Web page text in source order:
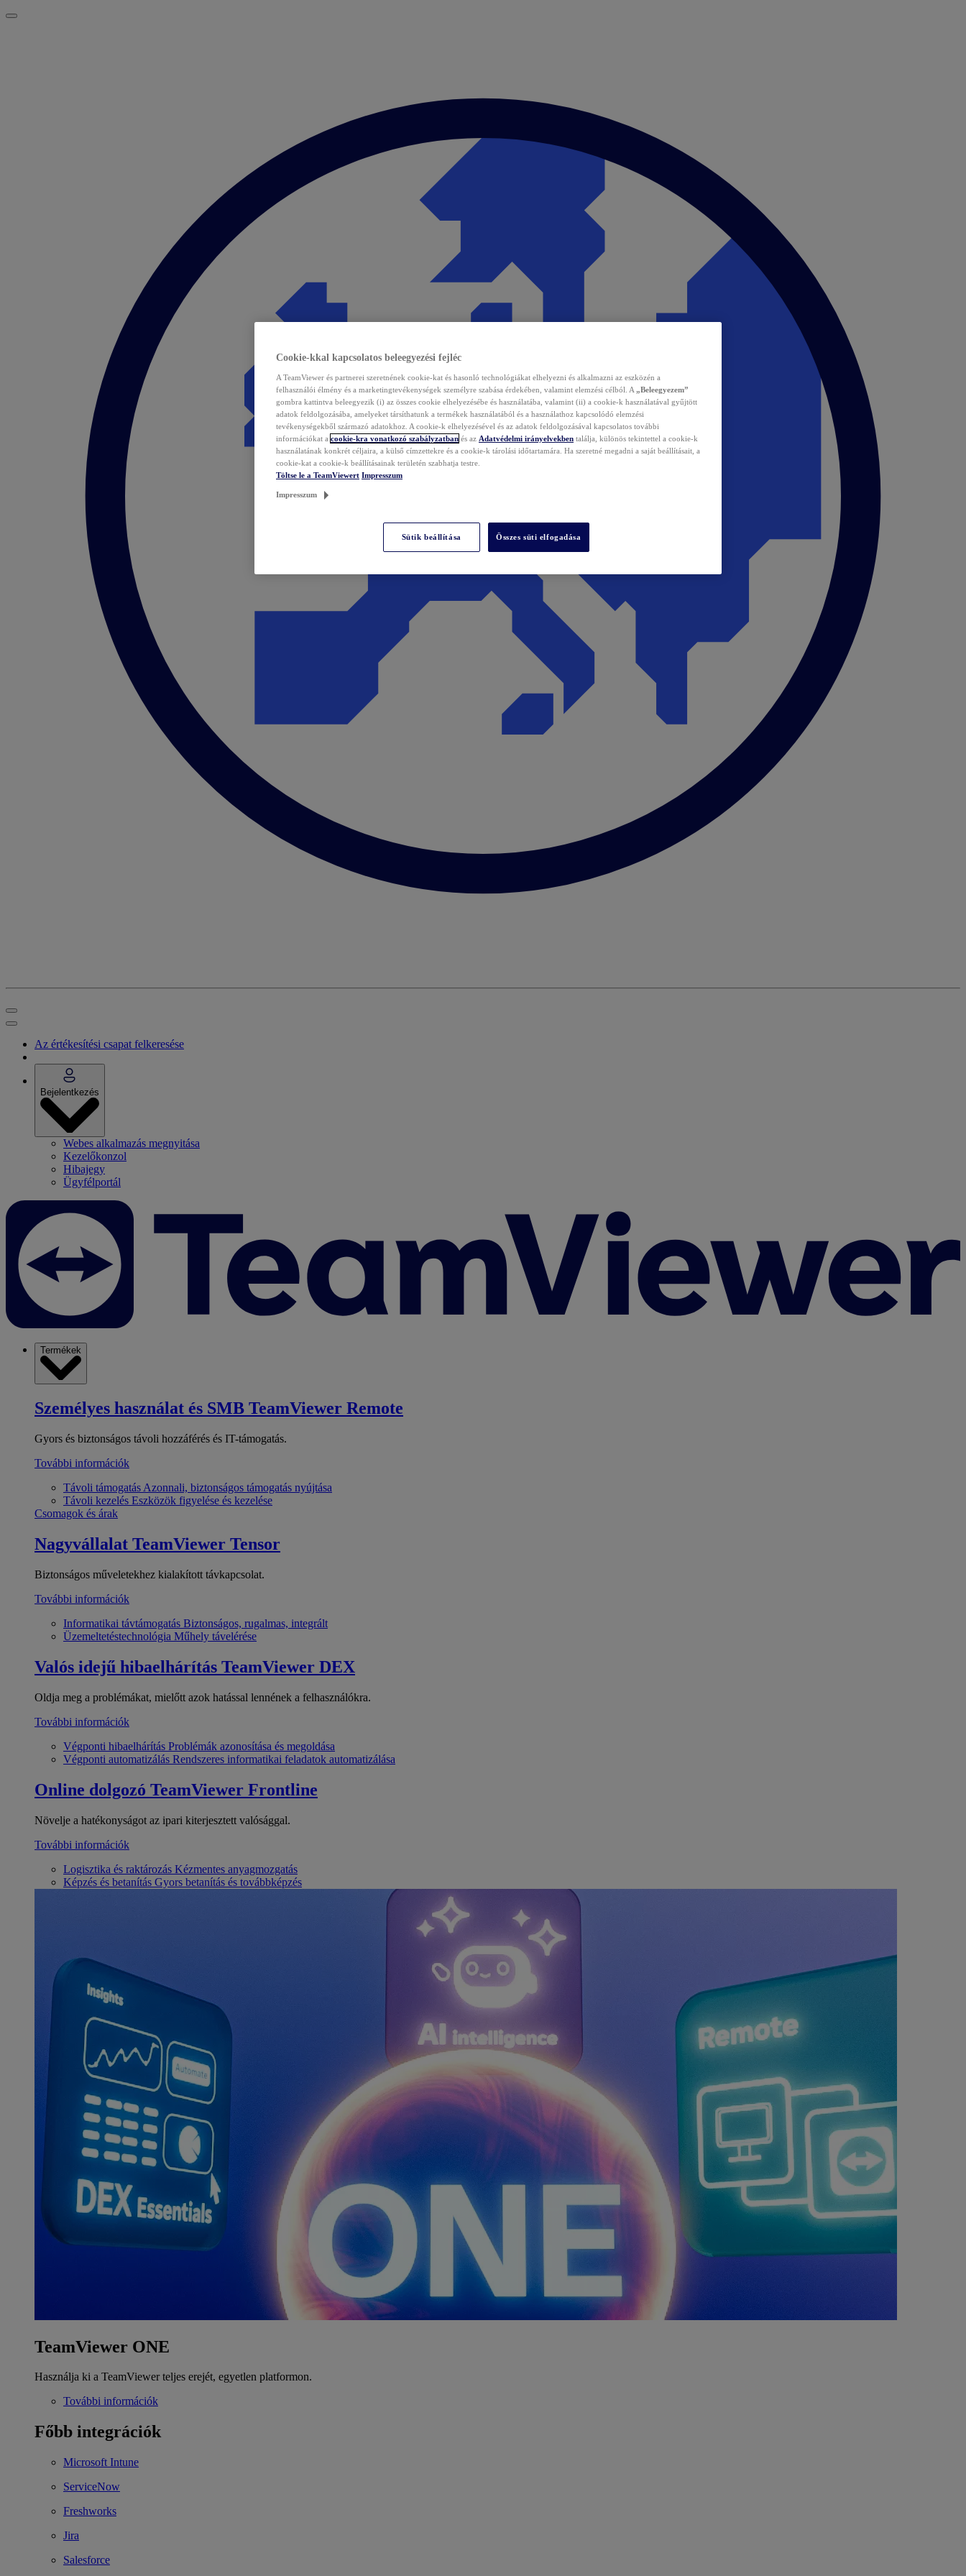
Az értékesítési csapat felkeresése
Bejelentkezés
Webes alkalmazás megnyitása
Kezelőkonzol
Hibajegy
Ügyfélportál
Termékek
Személyes használat és SMB TeamViewer Remote
Gyors és biztonságos távoli hozzáférés és IT-támogatás.
További információk
Távoli támogatás Azonnali, biztonságos támogatás nyújtása
Távoli kezelés Eszközök figyelése és kezelése
Csomagok és árak
Nagyvállalat TeamViewer Tensor
Biztonságos műveletekhez kialakított távkapcsolat.
További információk
Informatikai távtámogatás Biztonságos, rugalmas, integrált
Üzemeltetéstechnológia Műhely távelérése
Valós idejű hibaelhárítás TeamViewer DEX
Oldja meg a problémákat, mielőtt azok hatással lennének a felhasználókra.
További információk
Végponti hibaelhárítás Problémák azonosítása és megoldása
Végponti automatizálás Rendszeres informatikai feladatok automatizálása
Online dolgozó TeamViewer Frontline
Növelje a hatékonyságot az ipari kiterjesztett valósággal.
További információk
Logisztika és raktározás Kézmentes anyagmozgatás
Képzés és betanítás Gyors betanítás és továbbképzés
TeamViewer ONE
Használja ki a TeamViewer teljes erejét, egyetlen platformon.
További információk
Főbb integrációk
Microsoft Intune
ServiceNow
Freshworks
Jira
Salesforce
Cookie-kkal kapcsolatos beleegyezési fejléc
A TeamViewer és partnerei szeretnének cookie-kat és hasonló technológiákat elhelyezni és alkalmazni az eszközén a
felhasználói élmény és a marketingtevékenységek személyre szabása érdekében, valamint elemzési célból. A „Beleegyezem”
gombra kattintva beleegyezik (i) az összes cookie elhelyezésébe és használatába, valamint (ii) a cookie-k használatával gyűjtött
adatok feldolgozásába, amelyeket társíthatunk a termékek használatából és a használathoz kapcsolódó elemzési
tevékenységekből származó adatokhoz. A cookie-k elhelyezésével és az adatok feldolgozásával kapcsolatos további
információkat a cookie-kra vonatkozó szabályzatban és az Adatvédelmi irányelvekben találja, különös tekintettel a cookie-k
használatának konkrét céljaira, a külső címzettekre és a cookie-k tárolási időtartamára. Ha szeretné megadni a saját beállításait, a
cookie-kat a cookie-k beállításainak területén szabhatja testre.
Töltse le a TeamViewert Impresszum
Impresszum
Sütik beállítása Összes süti elfogadása